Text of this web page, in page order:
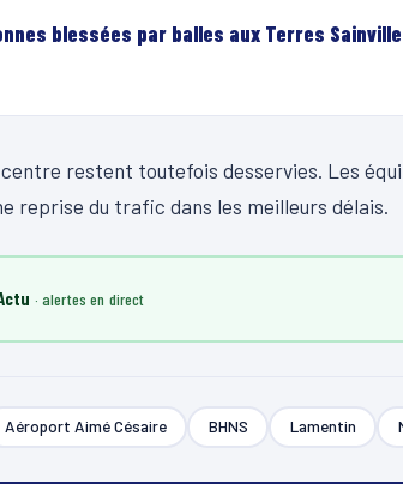
blessées par balles aux Terres
restent toutefois desservies. Les
reprise du trafic dans les meilleurs délais.
Aéroport Aimé Césaire BHNS Lamentin